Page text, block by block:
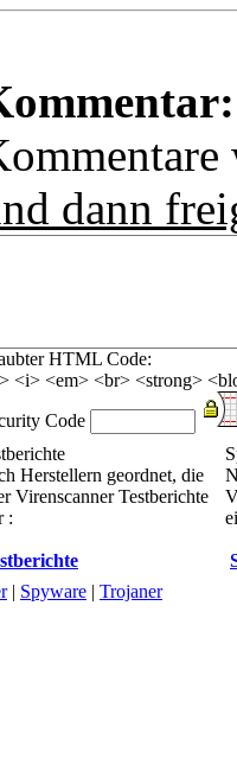
dann
HTML Code:
<i> <em> <br> <strong>
Code
Herstellern geordnet, die
Virenscanner Testberichte
:
| Spyware | Trojaner